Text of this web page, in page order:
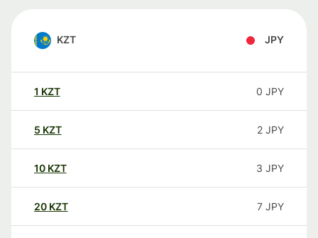
KZT JPY
1 KZT 0 JPY
5 KZT 2 JPY
10 KZT 3 JPY
20 KZT 7 JPY